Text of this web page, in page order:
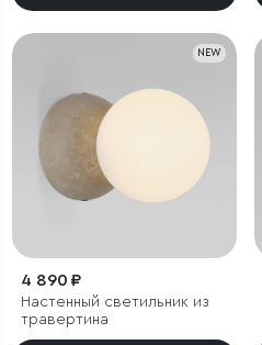
NEW
4 890 ₽
Настенный светильник из
травертина